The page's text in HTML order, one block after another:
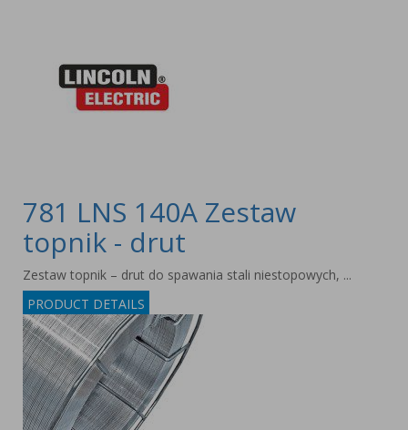
781 LNS 140A Zestaw
topnik - drut
Zestaw topnik – drut do spawania stali niestopowych, ...
PRODUCT DETAILS